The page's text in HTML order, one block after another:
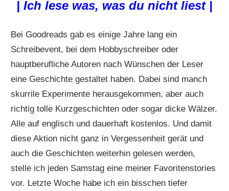
| Ich lese was, was du nicht liest |
Bei Goodreads gab es einige Jahre lang ein
Schreibevent, bei dem Hobbyschreiber oder
hauptberufliche Autoren nach Wünschen der Leser
eine Geschichte gestaltet haben. Dabei sind manch
skurrile Experimente herausgekommen, aber auch
richtig tolle Kurzgeschichten oder sogar dicke Wälzer.
Alle auf englisch und dauerhaft kostenlos. Und damit
diese Aktion nicht ganz in Vergessenheit gerät und
auch die Geschichten weiterhin gelesen werden,
stelle ich jeden Samstag eine meiner Favoritenstories
vor. Letzte Woche habe ich ein bisschen tiefer